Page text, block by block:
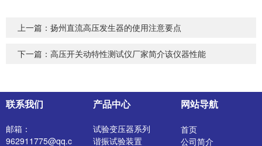
上一篇： 扬州直流高压发生器的使用注意要点
下一篇： 高压开关动特性测试仪厂家简介该仪器性能
联系我们
邮箱：
962911775@qq.c
产品中心
试验变压器系列
谐振试验装置
网站导航
首页
公司简介